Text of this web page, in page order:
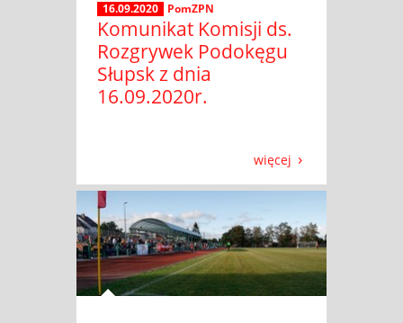
16.09.2020 PomZPN
Komunikat Komisji ds.
Rozgrywek Podokęgu
Słupsk z dnia
16.09.2020r.
więcej